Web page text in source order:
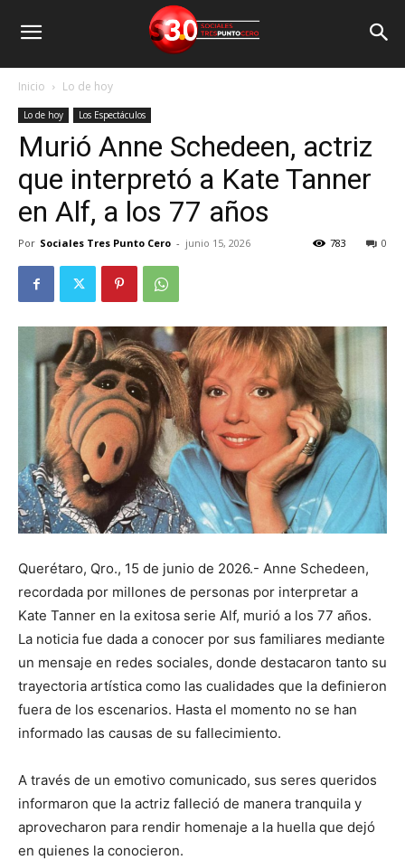
Inicio Lo de hoy
Lo de hoy Los Espectáculos
Murió Anne Schedeen, actriz
que interpretó a Kate Tanner
en Alf, a los 77 años
Por Sociales Tres Punto Cero - junio 15, 2026 0
783
Querétaro, Qro., 15 de junio de 2026.- Anne Schedeen,
recordada por millones de personas por interpretar a
Kate Tanner en la exitosa serie Alf, murió a los 77 años.
La noticia fue dada a conocer por sus familiares mediante
un mensaje en redes sociales, donde destacaron tanto su
trayectoria artística como las cualidades que la definieron
fuera de los escenarios. Hasta el momento no se han
informado las causas de su fallecimiento.
A través de un emotivo comunicado, sus seres queridos
informaron que la actriz falleció de manera tranquila y
aprovecharon para rendir homenaje a la huella que dejó
en quienes la conocieron.